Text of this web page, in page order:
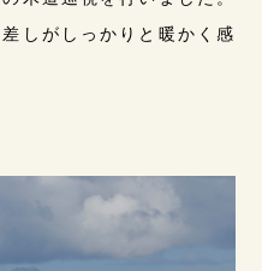
しがしっかりと暖かく感